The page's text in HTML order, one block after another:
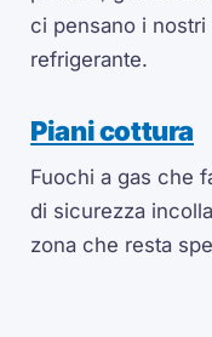
ci pensano i
refrigerante.
Piani cottura
Fuochi a gas che
di sicurezza
zona che resta